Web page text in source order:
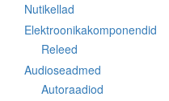
Nutikellad
Elektroonikakomponendid
Releed
Audioseadmed
Autoraadiod